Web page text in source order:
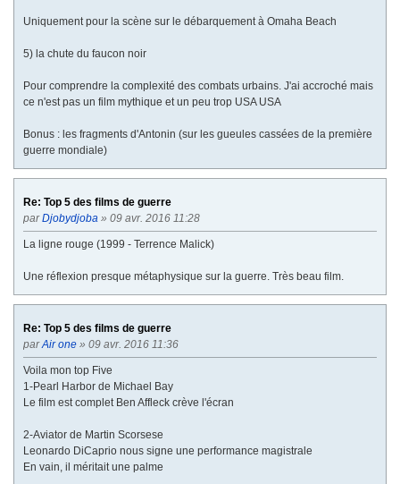
Uniquement pour la scène sur le débarquement à Omaha Beach
5) la chute du faucon noir
Pour comprendre la complexité des combats urbains. J'ai accroché mais
ce n'est pas un film mythique et un peu trop USA USA
Bonus : les fragments d'Antonin (sur les gueules cassées de la première
guerre mondiale)
Re: Top 5 des films de guerre
parDjobydjoba » 09 avr. 2016 11:28
La ligne rouge (1999 - Terrence Malick)
Une réflexion presque métaphysique sur la guerre. Très beau film.
Re: Top 5 des films de guerre
parAir one » 09 avr. 2016 11:36
Voila mon top Five
1-Pearl Harbor de Michael Bay
Le film est complet Ben Affleck crève l'écran
2-Aviator de Martin Scorsese
Leonardo DiCaprio nous signe une performance magistrale
En vain, il méritait une palme